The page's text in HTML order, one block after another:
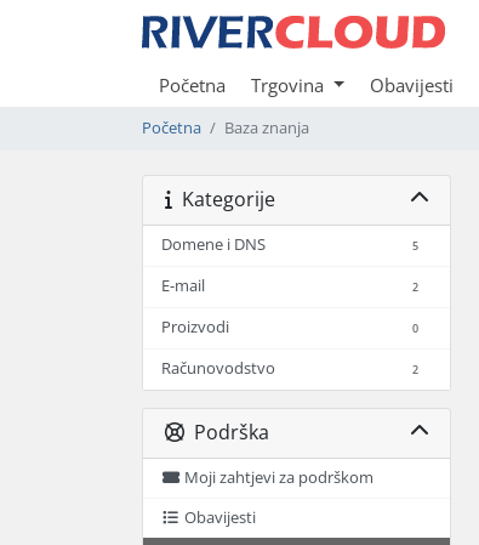
Početna Trgovina Obavijesti
Početna Baza znanja
Kategorije
Domene i DNS 5
E-mail 2
Proizvodi 0
Računovodstvo 2
Podrška
Moji zahtjevi za podrškom
Obavijesti